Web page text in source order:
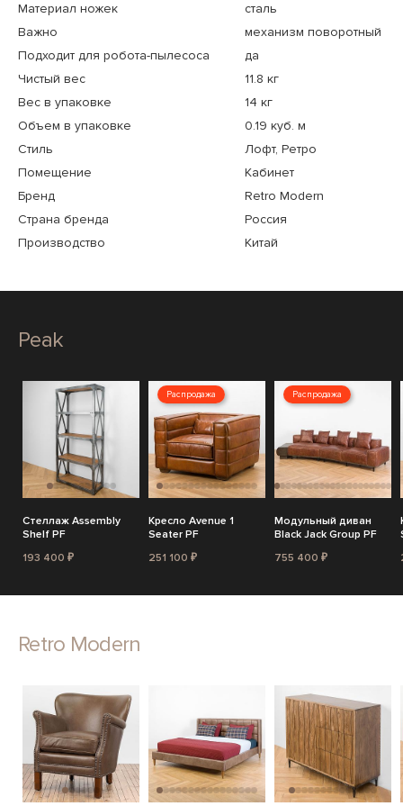
Материал ножек
сталь
Важно
механизм поворотный
Подходит для робота-пылесоса
да
Чистый вес
11.8 кг
Вес в упаковке
14 кг
Объем в упаковке
0.19 куб. м
Стиль
Лофт, Ретро
Помещение
Кабинет
Бренд
Retro Modern
Страна бренда
Россия
Производство
Китай
Peak
Стеллаж Assembly
Shelf PF
193 400 ₽
Распродажа
Кресло Avenue 1
Seater PF
251 100 ₽
Распродажа
Модульный диван
Black Jack Group PF
755 400 ₽
Retro Modern